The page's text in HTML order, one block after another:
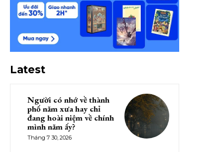
Latest
Người có nhớ về thành
phố năm xưa hay chỉ
đang hoài niệm về chính
mình năm ấy?
Tháng 7 30, 2026